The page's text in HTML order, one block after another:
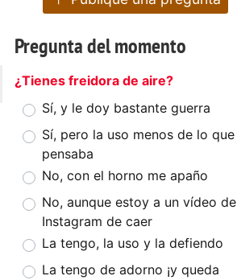
Pregunta del momento
¿Tienes freidora de aire?
Sí, y le doy bastante guerra
Sí, pero la uso menos de lo que
pensaba
No, con el horno me apaño
No, aunque estoy a un vídeo de
Instagram de caer
La tengo, la uso y la defiendo
La tengo de adorno ¡y queda